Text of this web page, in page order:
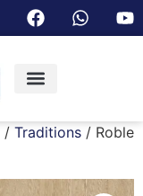
/ Traditions / Roble